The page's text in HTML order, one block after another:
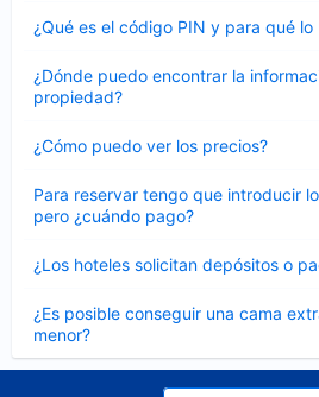
¿Qué es el código PIN y para qué lo
cerrado
¿Dónde puedo encontrar la
propiedad?
cerrado
¿Cómo puedo ver los precios?
cerrado
Para reservar tengo que introducir
pero ¿cuándo pago?
cerrado
¿Los hoteles solicitan depósitos o
cerrado
¿Es posible conseguir una cama
menor?
cerrado